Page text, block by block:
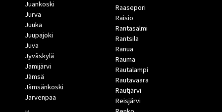
Juankoski
Jurva
Juuka
Juupajoki
Juva
Jyväskylä
Jämijärvi
Jämsä
Jämsänkoski
Järvenpää
Raasepori
Raisio
Rantasalmi
Rantsila
Ranua
Rauma
Rautalampi
Rautavaara
Rautjärvi
Reisjärvi